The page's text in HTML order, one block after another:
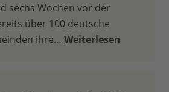
sechs Wochen vor der
über 100 deutsche
ihre… Weiterlesen